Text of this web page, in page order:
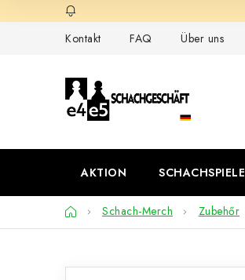
Inhalt
Kontakt
FAQ Über uns
AKTION SCHACHSPIELE
StartseiteSchach-Merch Zubehőr